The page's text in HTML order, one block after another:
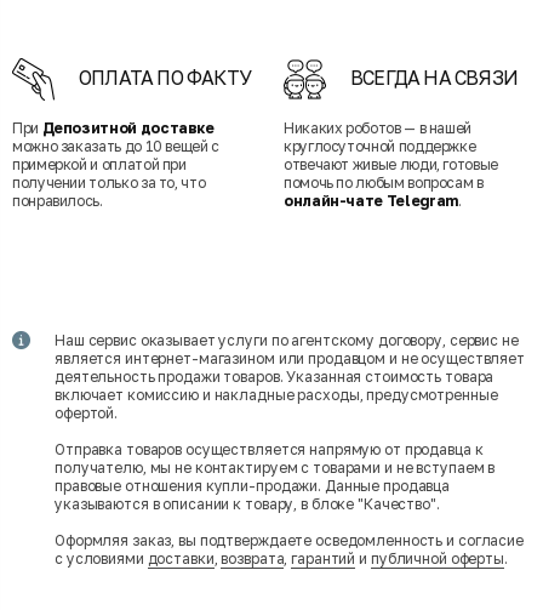
ОПЛАТА ПО ФАКТУ
При Депозитной доставке
можно заказать до 10 вещей с
примеркой и оплатой при
получении только за то, что
понравилось.
ВСЕГДА НА СВЯЗИ
Никаких роботов — в нашей
круглосуточной поддержке
отвечают живые люди, готовые
помочь по любым вопросам в
онлайн-чате Telegram.
Наш сервис оказывает услуги по агентскому договору, сервис не
является интернет-магазином или продавцом и не осуществляет
деятельность продажи товаров. Указанная стоимость товара
включает комиссию и накладные расходы, предусмотренные
офертой.
Отправка товаров осуществляется напрямую от продавца к
получателю, мы не контактируем с товарами и не вступаем в
правовые отношения купли-продажи. Данные продавца
указываются в описании к товару, в блоке "Качество".
Оформляя заказ, вы подтверждаете осведомленность и согласие
с условиями доставки,возврата,гарантий и публичной оферты.